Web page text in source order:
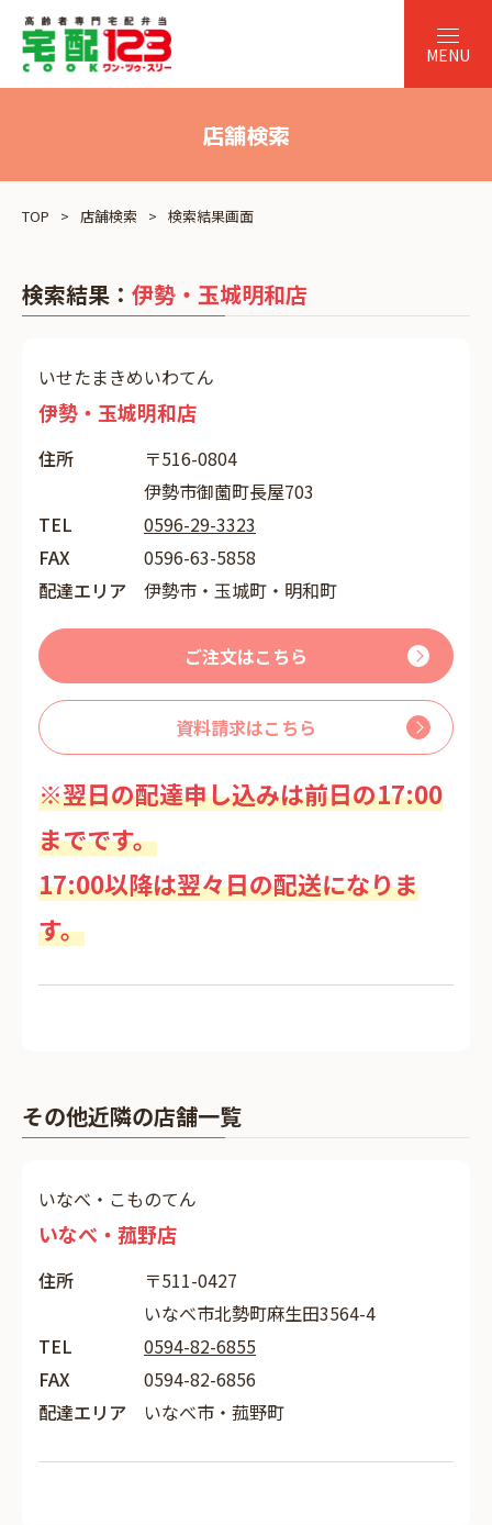
店舗検索
TOP 店舗検索 検索結果画面
検索結果： 伊勢・玉城明和店
いせたまきめいわてん
伊勢・玉城明和店
住所
〒516-0804
伊勢市御薗町長屋703
TEL
0596-29-3323
FAX
0596-63-5858
配達エリア
伊勢市・玉城町・明和町
ご注文はこちら
資料請求はこちら
※翌日の配達申し込みは前日の17:00
までです。
17:00以降は翌々日の配送になりま
す。
その他近隣の店舗一覧
いなべ・こものてん
いなべ・菰野店
住所
〒511-0427
いなべ市北勢町麻生田3564-4
TEL
0594-82-6855
FAX
0594-82-6856
配達エリア
いなべ市・菰野町